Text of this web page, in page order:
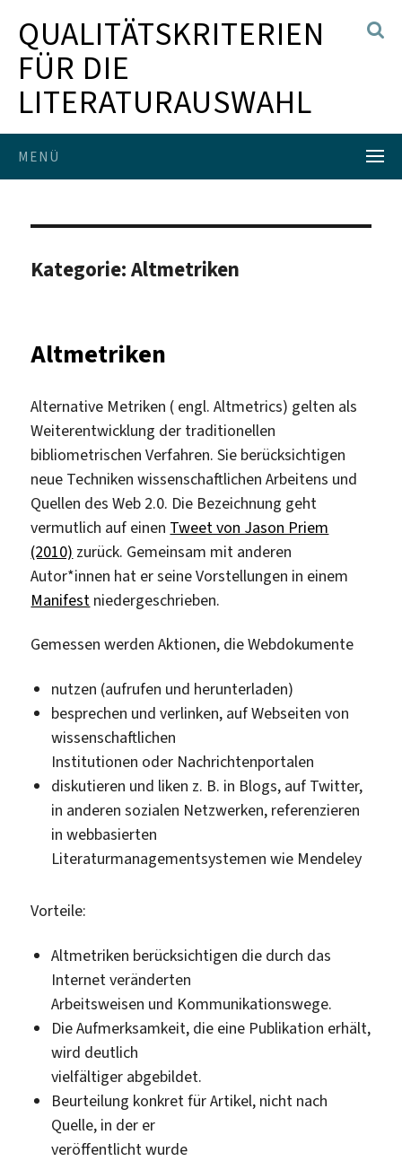
QUALITÄTSKRITERIEN
FÜR DIE
LITERATURAUSWAHL
MENÜ
Kategorie:Altmetriken
Altmetriken
Alternative Metriken ( engl. Altmetrics) gelten als
Weiterentwicklung der traditionellen
bibliometrischen Verfahren. Sie berücksichtigen
neue Techniken wissenschaftlichen Arbeitens und
Quellen des Web 2.0. Die Bezeichnung geht
vermutlich auf einen Tweet von Jason Priem
(2010) zurück. Gemeinsam mit anderen
Autor*innen hat er seine Vorstellungen in einem
Manifest niedergeschrieben.
Gemessen werden Aktionen, die Webdokumente
nutzen (aufrufen und herunterladen)
besprechen und verlinken, auf Webseiten von
wissenschaftlichen
Institutionen oder Nachrichtenportalen
diskutieren und liken z. B. in Blogs, auf Twitter,
in anderen sozialen Netzwerken, referenzieren
in webbasierten
Literaturmanagementsystemen wie Mendeley
Vorteile:
Altmetriken berücksichtigen die durch das
Internet veränderten
Arbeitsweisen und Kommunikationswege.
Die Aufmerksamkeit, die eine Publikation erhält,
wird deutlich
vielfältiger abgebildet.
Beurteilung konkret für Artikel, nicht nach
Quelle, in der er
veröffentlicht wurde